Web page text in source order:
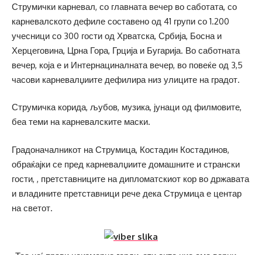
Струмички карневал, со главната вечер во саботата, со
карневалското дефиле составено од 41 групи со 1.200
учесници со 300 гости од Хрватска, Србија, Босна и
Херцеговина, Црна Гора, Грција и Бугарија. Во саботната
вечер, која е и Интернациналната вечер, во повеќе од 3,5
часови карневалџиите дефилира низ улиците на градот.
Струмичка корида, љубов, музика, јунаци од филмовите,
беа теми на карневалските маски.
Градоначалникот на Струмица, Костадин Костадинов,
обраќајки се пред карневалџиите домашните и странски
гости, , претставниците на дипломатскиот кор во државата
и владините претставници рече дека Струмица е центар
на светот.